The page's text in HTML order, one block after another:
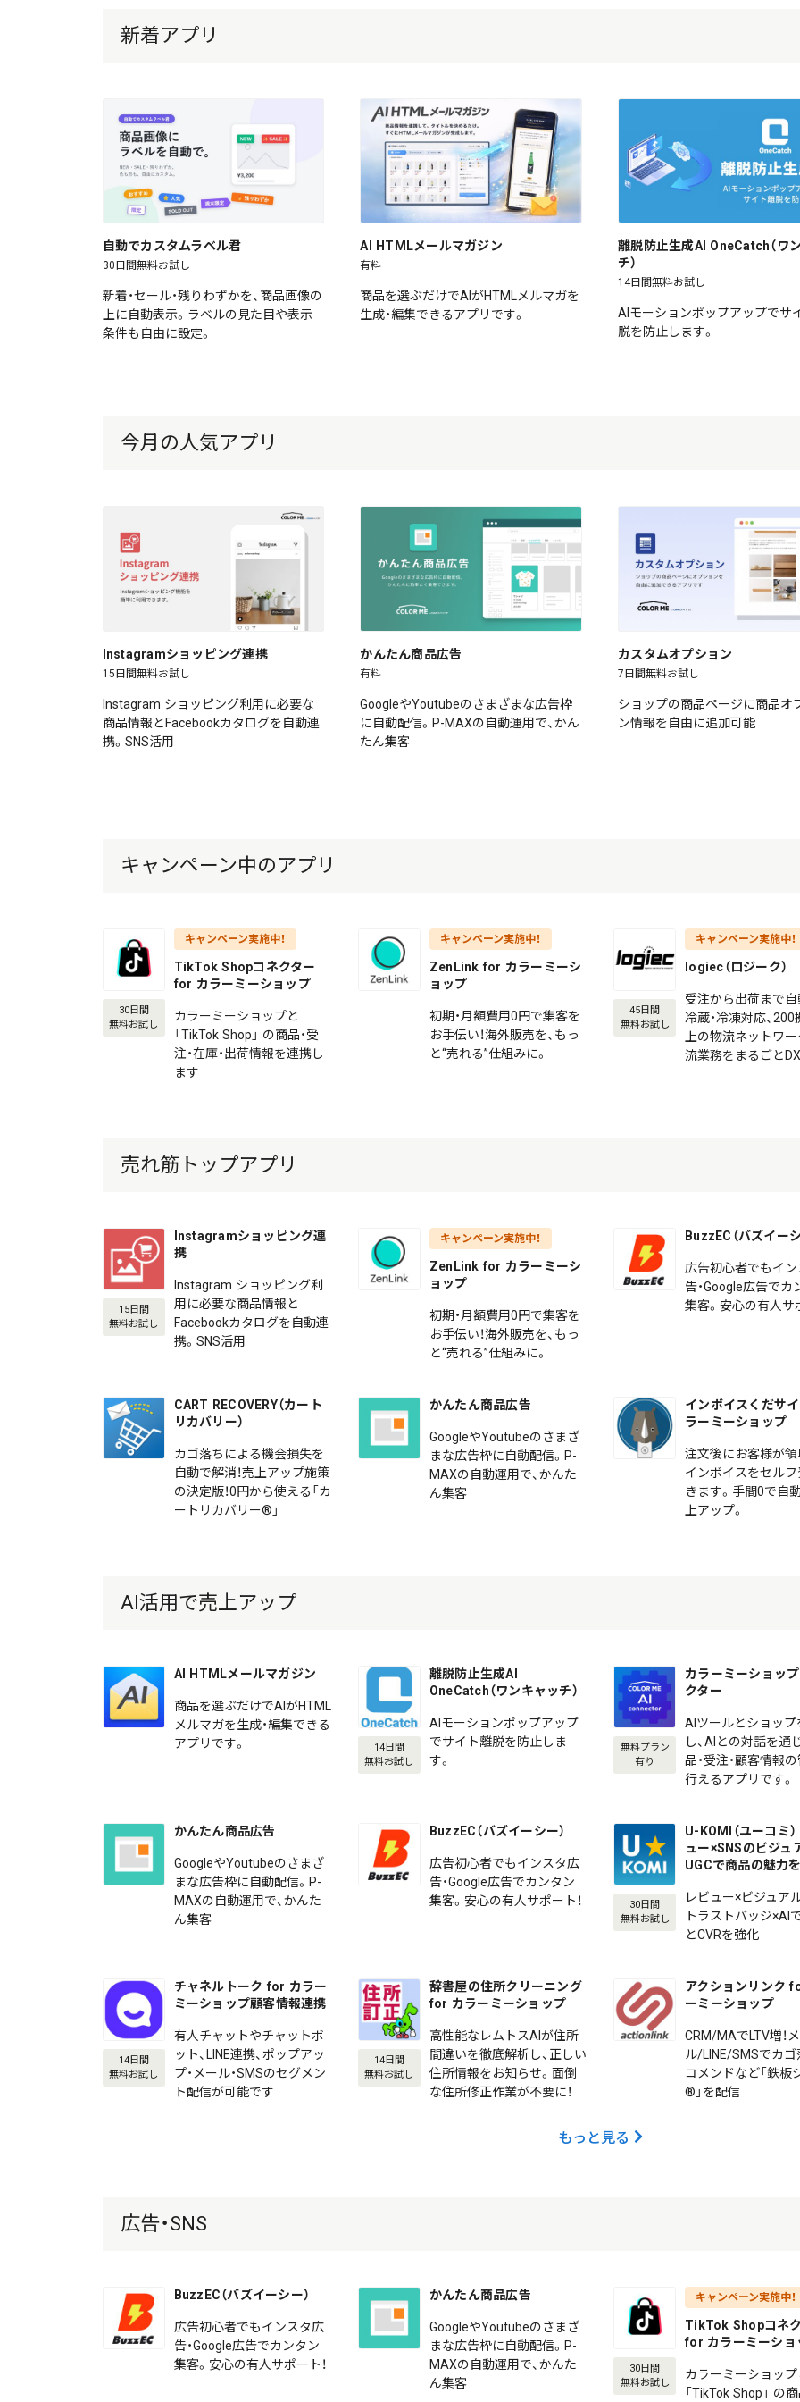
新着アプリ
自動でカスタムラベル君
30日間無料お試し
新着・セール・残りわずかを、商品画像の
上に自動表示。ラベルの見た目や表示
条件も自由に設定。
AI HTMLメールマガジン
有料
商品を選ぶだけでAIがHTMLメルマガを
生成・編集できるアプリです。
離脱防止生成AI OneCatch（ワ
チ）
14日間無料お試し
AIモーションポップアップでサ
脱を防止します。
今月の人気アプリ
Instagramショッピング連携
15日間無料お試し
Instagram ショッピング利用に必要な
商品情報とFacebookカタログを自動連
携。SNS活用
かんたん商品広告
有料
GoogleやYoutubeのさまざまな広告枠
に自動配信。P-MAXの自動運用で、かん
たん集客
カスタムオプション
7日間無料お試し
ショップの商品ページに商品オ
ン情報を自由に追加可能
キャンペーン中のアプリ
30日間
無料お試し
キャンペーン実施中！
TikTok Shopコネクター
for カラーミーショップ
カラーミーショップと
「TikTok Shop」 の商品・受
注・在庫・出荷情報を連携し
ます
キャンペーン実施中！
ZenLink for カラーミーシ
ョップ
初期・月額費用0円で集客を
お手伝い！海外販売を、もっ
と“売れる”仕組みに。
45日間
無料お試し
キャンペーン実施中！
logiec（ロジーク）
受注から出荷まで自
冷蔵・冷凍対応、200
上の物流ネットワ
流業務をまるごとDX
売れ筋トップアプリ
15日間
無料お試し
Instagramショッピング連
携
Instagram ショッピング利
用に必要な商品情報と
Facebookカタログを自動連
携。SNS活用
キャンペーン実施中！
ZenLink for カラーミーシ
ョップ
初期・月額費用0円で集客を
お手伝い！海外販売を、もっ
と“売れる”仕組みに。
BuzzEC（バズイーシ
広告初心者でもイ
告・Google広告でカ
集客。安心の有人サ
CART RECOVERY（カート
リカバリー）
カゴ落ちによる機会損失を
自動で解消！売上アップ施策
の決定版！0円から使える「カ
ートリカバリー®」
かんたん商品広告
GoogleやYoutubeのさまざ
まな広告枠に自動配信。P-
MAXの自動運用で、かんた
ん集客
インボイスくだサ
ラーミーショップ
注文後にお客様が領
インボイスをセルフ
きます。手間0で自
上アップ。
AI活用で売上アップ
AI HTMLメールマガジン
商品を選ぶだけでAIがHTML
メルマガを生成・編集できる
アプリです。
14日間
無料お試し
離脱防止生成AI
OneCatch（ワンキャッチ）
AIモーションポップアップ
でサイト離脱を防止しま
す。
無料プラン
有り
カラーミーショッ
クター
AIツールとショップ
し、AIとの対話を通
品・受注・顧客情報
行えるアプリです。
かんたん商品広告
GoogleやYoutubeのさまざ
まな広告枠に自動配信。P-
MAXの自動運用で、かんた
ん集客
BuzzEC（バズイーシー）
広告初心者でもインスタ広
告・Google広告でカンタン
集客。安心の有人サポート！
30日間
無料お試し
U-KOMI（ユーコミ
ュー×SNSのビジュ
UGCで商品の魅力
レビュー×ビジュア
トラストバッジ×AI
とCVRを強化
14日間
無料お試し
チャネルトーク for カラー
ミーショップ顧客情報連携
有人チャットやチャットボ
ット、LINE連携、ポップアッ
プ・メール・SMSのセグメン
ト配信が可能です
14日間
無料お試し
辞書屋の住所クリーニング
for カラーミーショップ
高性能なレムトスAIが住所
間違いを徹底解析し、正しい
住所情報をお知らせ。面倒
な住所修正作業が不要に！
アクションリンク
ーミーショップ
CRM/MAでLTV増！
ル/LINE/SMSでカ
コメンドなど「鉄板
®」を配信
もっと見る
広告・SNS
BuzzEC（バズイーシー）
広告初心者でもインスタ広
告・Google広告でカンタン
集客。安心の有人サポート！
かんたん商品広告
GoogleやYoutubeのさまざ
まな広告枠に自動配信。P-
MAXの自動運用で、かんた
ん集客
30日間
無料お試し
キャンペーン実施中！
TikTok Shopコネ
for カラーミーショ
カラーミーショップ
「TikTok Shop」 の商